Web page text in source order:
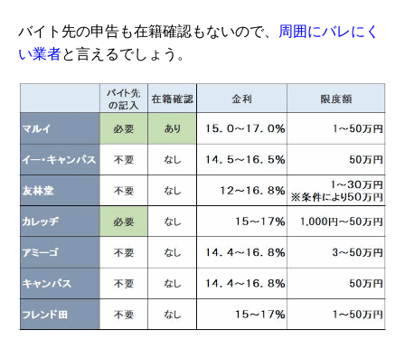
バイト先の申告も在籍確認もないので、
周囲にバレにく
い業者と言えるでしょう。